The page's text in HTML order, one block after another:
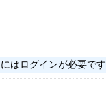
はログインが必要です